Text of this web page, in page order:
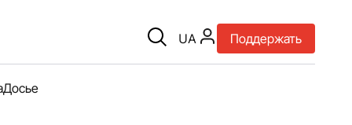
UA Поддержать
Досье